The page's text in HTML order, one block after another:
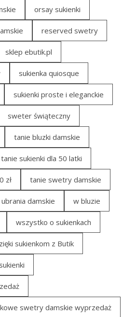
orsay sukienki
reserved swetry
sklep ebutik.pl
sukienka quiosque
sukienki proste i eleganckie
sweter świąteczny
tanie bluzki damskie
tanie sukienki dla 50 latki
zł tanie swetry damskie
ubrania damskie w bluzie
wszystko o sukienkach
sukienkom z Butik
swetry damskie wyprzedaż